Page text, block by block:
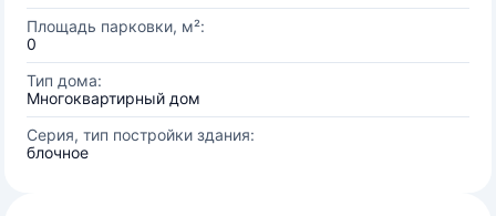
Площадь парковки, м²:
0
Тип дома:
Многоквартирный дом
Серия, тип постройки здания:
блочное